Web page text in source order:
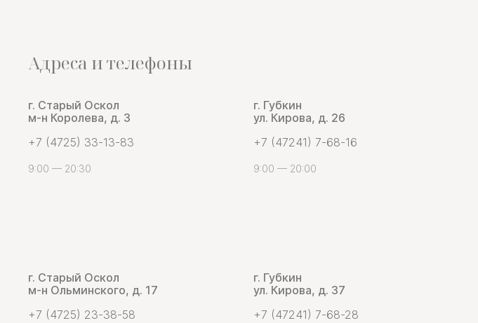
Адреса и телефоны
г. Старый Оскол
м-н Королева, д. 3
+7 (4725) 33-13-83
9:00 — 20:30
г. Губкин
ул. Кирова, д. 26
+7 (47241) 7-68-16
9:00 — 20:00
г. Старый Оскол
м-н Ольминского, д. 17
+7 (4725) 23-38-58
г. Губкин
ул. Кирова, д. 37
+7 (47241) 7-68-28